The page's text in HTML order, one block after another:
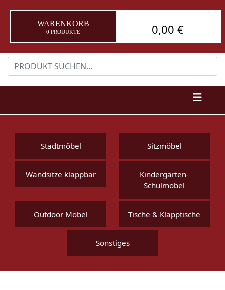
WARENKORB
0 PRODUKTE 0,00 €
Stadtmöbel Sitzmöbel
Wandsitze klappbar
Kindergarten-
Schulmöbel
Outdoor Möbel Tische & Klapptische
Sonstiges